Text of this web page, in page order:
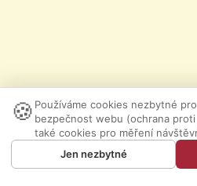
🍪 Používáme cookies nezbytné
bezpečnost webu (ochrana
také cookies pro měření
Jen nezbytné